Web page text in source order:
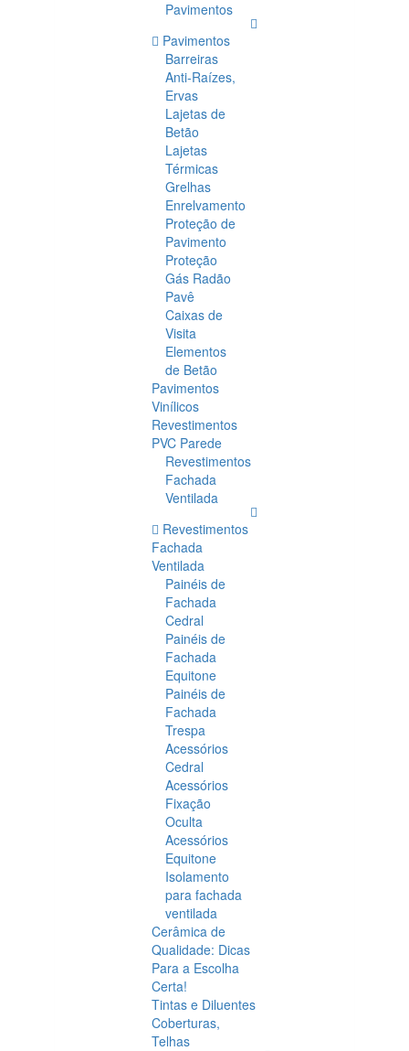
Pavimentos
Pavimentos
Barreiras
Anti-Raízes,
Ervas
Lajetas de
Betão
Lajetas
Térmicas
Grelhas
Enrelvamento
Proteção de
Pavimento
Proteção
Gás Radão
Pavê
Caixas de
Visita
Elementos
de Betão
Pavimentos
Vinílicos
Revestimentos
PVC Parede
Revestimentos
Fachada
Ventilada
Revestimentos
Fachada
Ventilada
Painéis de
Fachada
Cedral
Painéis de
Fachada
Equitone
Painéis de
Fachada
Trespa
Acessórios
Cedral
Acessórios
Fixação
Oculta
Acessórios
Equitone
Isolamento
para fachada
ventilada
Cerâmica de
Qualidade: Dicas
Para a Escolha
Certa!
Tintas e Diluentes
Coberturas,
Telhas